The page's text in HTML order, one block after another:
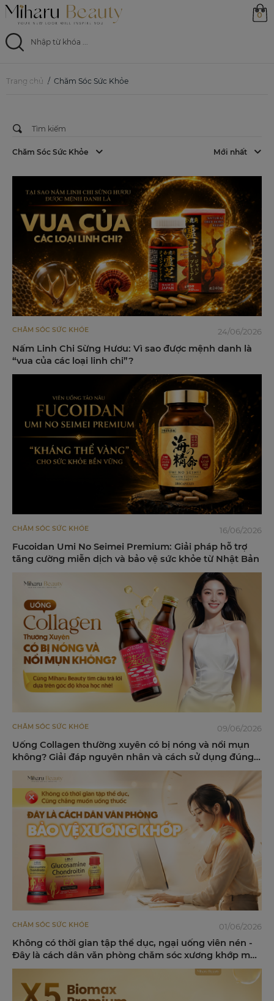
0
Trang chủ
Feed
0799 33 86 88
Trang chủ Chăm Sóc Sức Khỏe
CHĂM SÓC SỨC KHỎE
Nhật Bản
08/07/2026
Chăm Sóc Sức Khỏe Mới nhất
CHĂM SÓC SỨC KHỎE 24/06/2026
Nấm Linh Chi Sừng Hươu: Vì sao được mệnh danh là
“vua của các loại linh chi”?
CHĂM SÓC SỨC KHỎE 16/06/2026
Fucoidan Umi No Seimei Premium: Giải pháp hỗ trợ
tăng cường miễn dịch và bảo vệ sức khỏe từ Nhật Bản
CHĂM SÓC SỨC KHỎE 09/06/2026
Uống Collagen thường xuyên có bị nóng và nổi mụn
không? Giải đáp nguyên nhân và cách sử dụng đúng
cách
CHĂM SÓC SỨC KHỎE 01/06/2026
Không có thời gian tập thể dục, ngại uống viên nén -
Đây là cách dân văn phòng chăm sóc xương khớp mỗi
ngày